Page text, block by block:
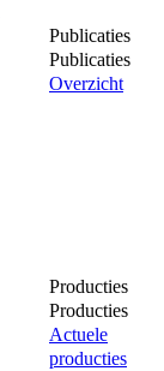
Publicaties
Publicaties
Overzicht
Producties
Producties
Actuele
producties